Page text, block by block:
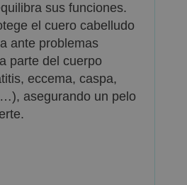
sus funciones.
el cuero cabelludo
ante problemas
parte del cuerpo
eccema, caspa,
asegurando un pelo